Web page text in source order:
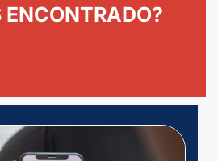
ENCONTRADO?